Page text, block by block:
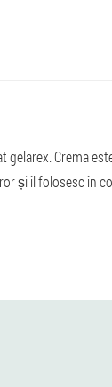
Crema
și îl folosesc în